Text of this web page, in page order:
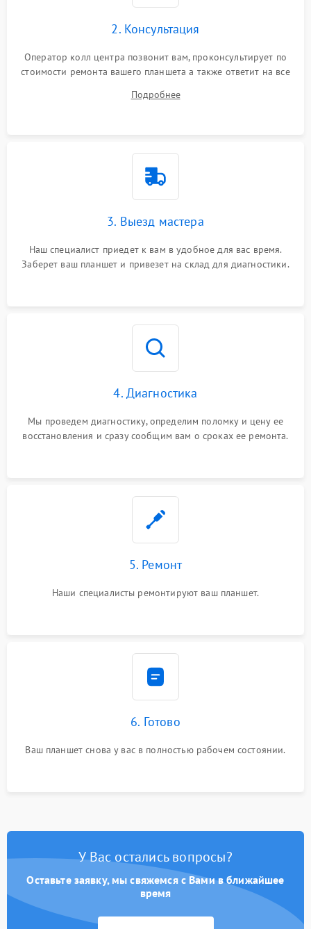
Питание и аккумулятор
2. Консультация
Оператор колл центра позвонит вам, проконсультирует по
стоимости ремонта вашего планшета а также ответит на все
Подробнее
3. Выезд мастера
Наш специалист приедет к вам в удобное для вас время.
Заберет ваш планшет и привезет на склад для диагностики.
4. Диагностика
Мы проведем диагностику, определим поломку и цену ее
восстановления и сразу сообщим вам о сроках ее ремонта.
5. Ремонт
Наши специалисты ремонтируют ваш планшет.
6. Готово
Ваш планшет снова у вас в полностью рабочем состоянии.
У Вас остались вопросы?
Оставьте заявку, мы свяжемся с Вами в ближайшее
время